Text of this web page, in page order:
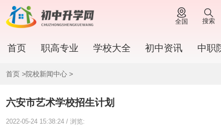
全国 搜索
首页 职高专业 学校大全 初中资讯 中职
首页 >院校新闻中心>
六安市艺术学校招生计划
2022-05-24 15:38:24 / 浏览: